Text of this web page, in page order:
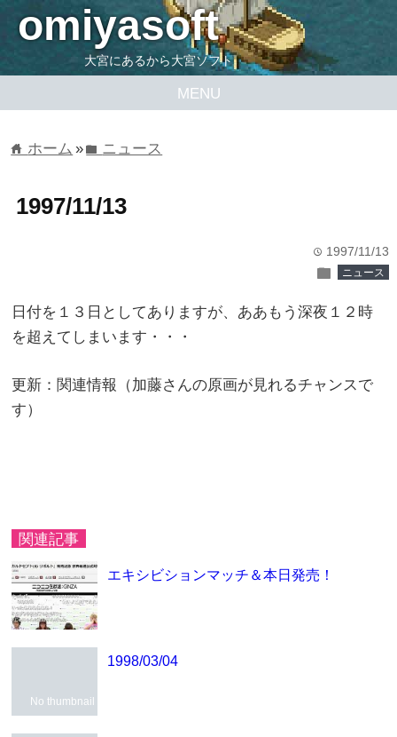
omiyasoft
大宮にあるから大宮ソフト
MENU
home ホーム »folder ニュース
1997/11/13
time 1997/11/13
folder ニュース
日付を１３日としてありますが、ああもう深夜１２時
を超えてしまいます・・・
更新：関連情報（加藤さんの原画が見れるチャンスで
す）
関連記事
エキシビションマッチ＆本日発売！
No thumbnail
1998/03/04